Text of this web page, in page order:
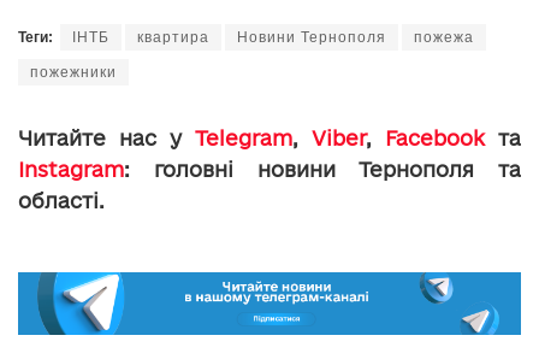
Теги: ІНТБ квартира Новини Тернополя пожежа
пожежники
Читайте нас у Telegram, Viber, Facebookта
Instagram: головні новини Тернополя та
області.